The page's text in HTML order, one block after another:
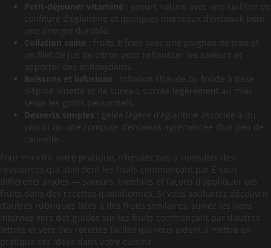
Petit-déjeuner vitaminé : yaourt nature avec une cuillère de
confiture d’églantine et quelques morceaux d’entawak pour
une énergie durable.
Collation saine : fruits E frais avec une poignée de noix et
un filet de jus de citron pour rehausser les saveurs et
apporter des antioxydants.
Boissons et infusions : infusion chaude ou froide à base
d’épine-vinette et de sureau, sucrée légèrement au miel
selon les goûts personnels.
Desserts simples : gelée légère d’églantine associée à du
yaourt ou une compote d’entawak agrémentée d’un peu de
cannelle.
Pour enrichir votre pratique, n’hésitez pas à consulter des
ressources qui abordent les fruits commençant par E sous
différents angles — saveurs, bienfaits et façons d’appliquer ces
fruits dans des recettes quotidiennes. Si vous souhaitez découvrir
d’autres rubriques liées à des fruits similaires, suivez les liens
internes vers des guides sur les fruits commençant par d’autres
lettres et vers des recettes faciles qui vous aident à mettre en
pratique ces idées dans votre cuisine.